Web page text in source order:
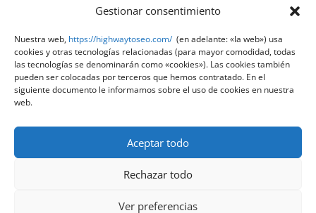
Gestionar consentimiento
Nuestra web, https://highwaytoseo.com/ (en adelante: «la web») usa
cookies y otras tecnologías relacionadas (para mayor comodidad, todas
las tecnologías se denominarán como «cookies»). Las cookies también
pueden ser colocadas por terceros que hemos contratado. En el
siguiente documento le informamos sobre el uso de cookies en nuestra
web.
Aceptar todo
Rechazar todo
Ver preferencias
@ 2025 Diseñado por HighWay To Seo | Textos
Compliance«Tu Compliance de confianza»